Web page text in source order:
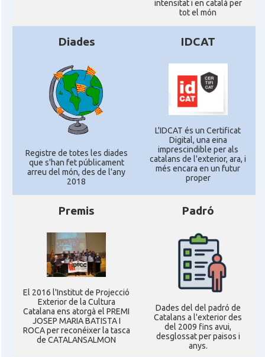
intensitat i en català per
tot el món
Diades
Registre de totes les diades
que s'han fet públicament
arreu del món, des de l'any
2018
IDCAT
L'IDCAT és un Certificat
Digital, una eina
imprescindible per als
catalans de l'exterior, ara, i
més encara en un futur
proper
Premis
El 2016 l'Institut de Projecció
Exterior de la Cultura
Catalana ens atorgà el PREMI
JOSEP MARIA BATISTA I
ROCA per reconéixer la tasca
de CATALANSALMON
Padró
Dades del del padró de
Catalans a l'exterior des
del 2009 fins avui,
desglossat per paisos i
anys.